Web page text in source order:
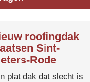
roofingdak
Sint-
Rode
plat dak dat slecht is